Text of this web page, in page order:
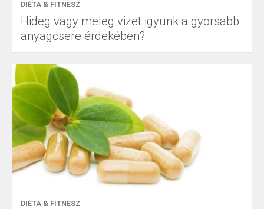
DIÉTA & FITNESZ
Hideg vagy meleg vizet igyunk a gyorsabb
anyagcsere érdekében?
DIÉTA & FITNESZ